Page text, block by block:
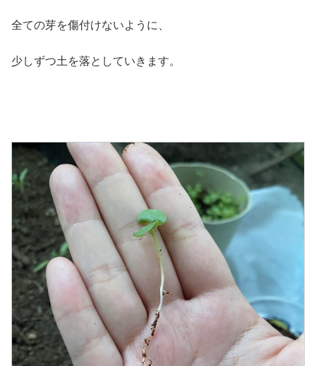
全ての芽を傷付けないように、
少しずつ土を落としていきます。